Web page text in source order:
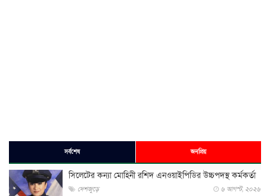
সর্বশেষ জনপ্রিয়
সিলেটের কন্যা মোহিনী রশিদ এনওয়াইপিডির উচ্চপদস্থ কর্মকর্তা
দেশজুড়ে ৬ আগস্ট, ২০২৬